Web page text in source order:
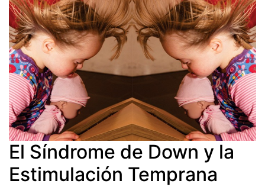
El Síndrome de Down y la
Estimulación Temprana